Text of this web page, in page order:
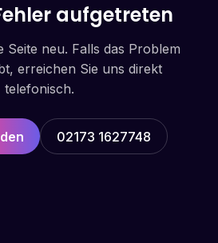
aufgetreten
Seite neu. Falls das Problem
erreichen Sie uns direkt
telefonisch.
02173 1627748